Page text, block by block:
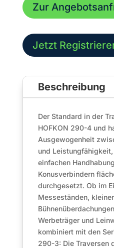
|
2000mm |
Punkt
Traverse
Black
Menge
Zur
Jetzt
Beschreibung
Der Standard in der
HOFKON 290-4 und
Ausgewogenheit
und
einfachen
Konusverbindern
durchgesetzt. Ob im
Messeständen,
Werbeträger und
kombiniert mit den
290-3: Die Traversen